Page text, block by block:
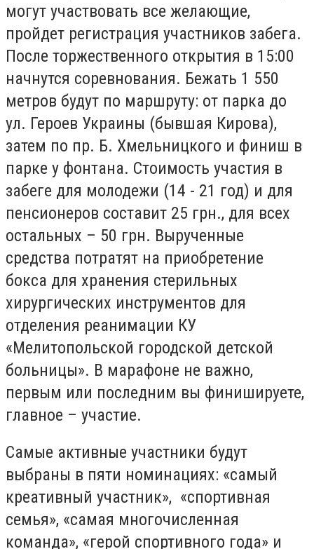
могут участвовать все желающие,
пройдет регистрация участников забега.
После торжественного открытия в 15:00
начнутся соревнования. Бежать 1 550
метров будут по маршруту: от парка до
ул. Героев Украины (бывшая Кирова),
затем по пр. Б. Хмельницкого и финиш в
парке у фонтана. Стоимость участия в
забеге для молодежи (14 - 21 год) и для
пенсионеров составит 25 грн., для всех
остальных – 50 грн. Вырученные
средства потратят на приобретение
бокса для хранения стерильных
хирургических инструментов для
отделения реанимации КУ
«Мелитопольской городской детской
больницы». В марафоне не важно,
первым или последним вы финишируете,
главное – участие.
Самые активные участники будут
выбраны в пяти номинациях: «самый
креативный участник», «спортивная
семья», «самая многочисленная
команда», «герой спортивного года» и